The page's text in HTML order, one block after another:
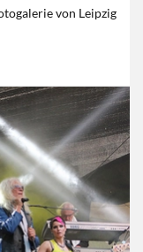
von Leipzig